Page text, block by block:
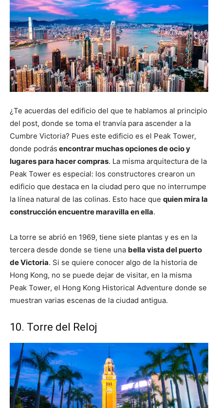
¿Te acuerdas del edificio del que te hablamos al principio
del post, donde se toma el tranvía para ascender a la
Cumbre Victoria? Pues este edificio es el Peak Tower,
donde podrás encontrar muchas opciones de ocio y
lugares para hacer compras. La misma arquitectura de la
Peak Tower es especial: los constructores crearon un
edificio que destaca en la ciudad pero que no interrumpe
la línea natural de las colinas. Esto hace que quien mira la
construcción encuentre maravilla en ella.
La torre se abrió en 1969, tiene siete plantas y es en la
tercera desde donde se tiene una bella vista del puerto
de Victoria. Si se quiere conocer algo de la historia de
Hong Kong, no se puede dejar de visitar, en la misma
Peak Tower, el Hong Kong Historical Adventure donde se
muestran varias escenas de la ciudad antigua.
10. Torre del Reloj